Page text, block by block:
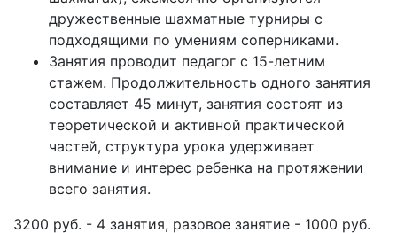
дружественные шахматные турниры с
подходящими по умениям соперниками.
Занятия проводит педагог с 15-летним
стажем. Продолжительность одного занятия
составляет 45 минут, занятия состоят из
теоретической и активной практической
частей, структура урока удерживает
внимание и интерес ребенка на протяжении
всего занятия.
3200 руб. - 4 занятия, разовое занятие - 1000 руб.